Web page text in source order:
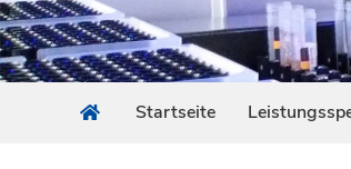
Startseite